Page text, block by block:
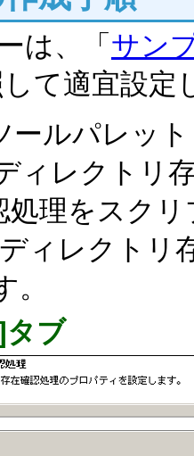
は、「 サン
て適宜設定
ールパレッ
ィレクトリ
処理をスク
ィレクトリ
タブ